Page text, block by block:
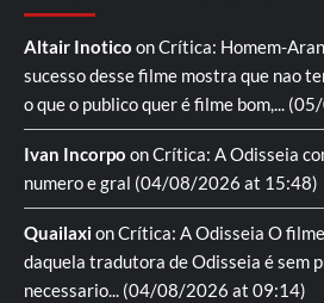
Altair Inotico onCrítica: Homem-
sucesso desse filme mostra que nao
o que o publico quer é filme bom,...
Ivan Incorpo onCrítica: A Odisseia
numero e gral (04/08/2026 at 15:48)
QuailaxionCrítica: A Odisseia O
daquela tradutora de Odisseia é sem
necessario... (04/08/2026 at 09:14)